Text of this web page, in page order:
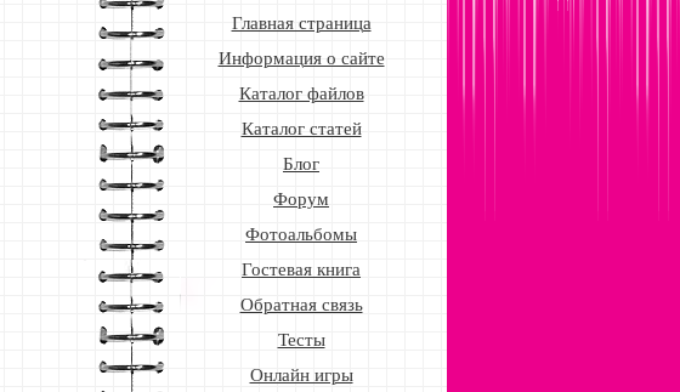
Главная страница
Информация о сайте
Каталог файлов
Каталог статей
Блог
Форум
Фотоальбомы
Гостевая книга
Обратная связь
Тесты
Онлайн игры